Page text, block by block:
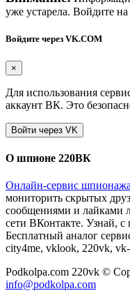
уже устарела. Войдите
Войдите через VK.COM
×
Для использования
аккаунт ВК. Это
О шпионе 220ВК
Онлайн-сервис
мониторить скрытых
сообщениями и лайками
сети ВКонтакте. Узнай,
Бесплатный аналог
city4me, vklook, 220vk,
Podkolpa.com 220vk ©
info@podkolpa.com